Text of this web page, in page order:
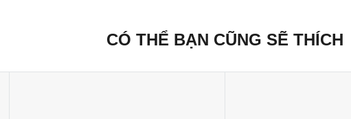
CÓ THỂ BẠN CŨNG SẼ THÍCH